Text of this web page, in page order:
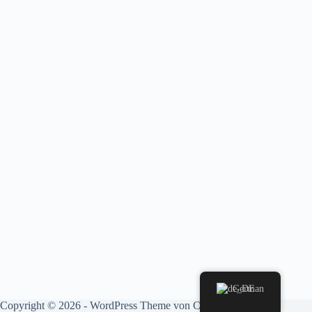
Copyright © 2026 - WordPress Theme von CreativeThemes
German